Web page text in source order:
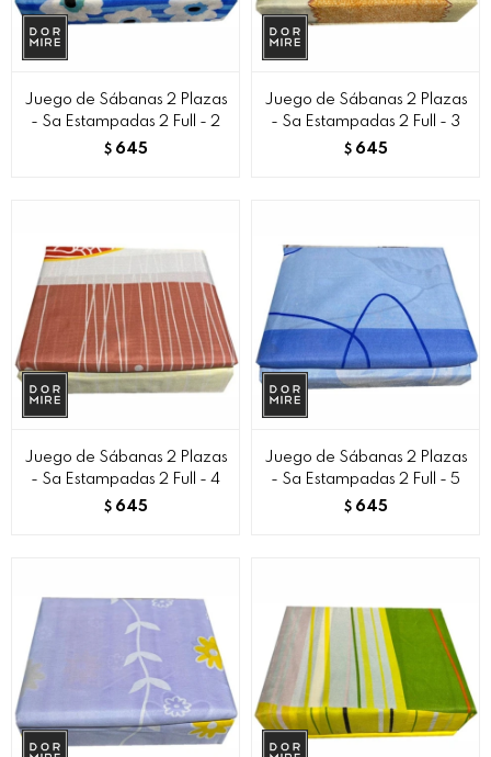
Juego de Sábanas 2 Plazas
- Sa Estampadas 2 Full - 2
$ 645
Juego de Sábanas 2 Plazas
- Sa Estampadas 2 Full - 3
$ 645
Juego de Sábanas 2 Plazas
- Sa Estampadas 2 Full - 4
$ 645
Juego de Sábanas 2 Plazas
- Sa Estampadas 2 Full - 5
$ 645